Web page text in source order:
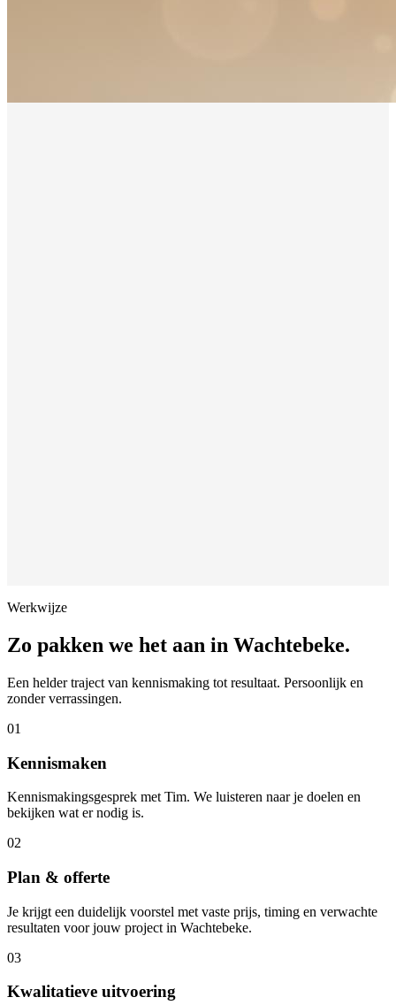
Werkwijze
Zo pakken we het aan in Wachtebeke.
Een helder traject van kennismaking tot resultaat. Persoonlijk en
zonder verrassingen.
01
Kennismaken
Kennismakingsgesprek met Tim. We luisteren naar je doelen en
bekijken wat er nodig is.
02
Plan & offerte
Je krijgt een duidelijk voorstel met vaste prijs, timing en verwachte
resultaten voor jouw project in Wachtebeke.
03
Kwalitatieve uitvoering